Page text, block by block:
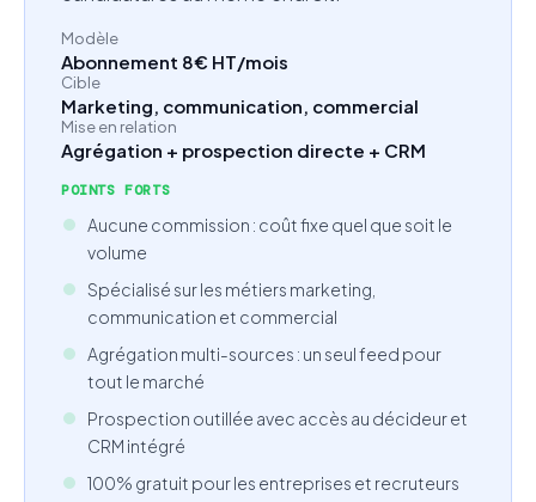
Modèle
Abonnement 8€ HT/mois
Cible
Marketing, communication, commercial
Mise en relation
Agrégation + prospection directe + CRM
POINTS FORTS
Aucune commission : coût fixe quel que soit le
volume
Spécialisé sur les métiers marketing,
communication et commercial
Agrégation multi-sources : un seul feed pour
tout le marché
Prospection outillée avec accès au décideur et
CRM intégré
100% gratuit pour les entreprises et recruteurs